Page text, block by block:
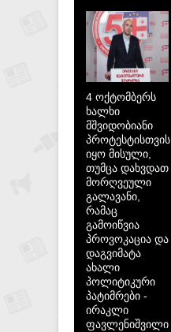
4 ოქტომბერს
ხალხი
მშვიდობიანი
პროტესტისთვის
იყო მისული,
თუმცა დახვდათ
მორღვეული
გალავანი,
რამაც
გამოიწვია
პროვოკაცია და
დაგვიმატა
ახალი
პოლიტიკური
პატიმრები -
ირაკლი
ფავლენიშვილი